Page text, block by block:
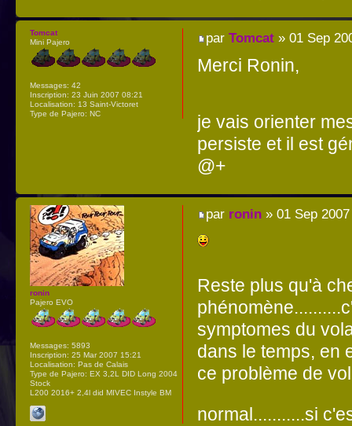
par Tomcat» 01 Sep
Merci Ronin,
je vais orienter
persiste et il est
@+
Tomcat
Mini Pajero
Messages: 42
Inscription: 23 Juin 2007 08:21
Localisation: 13 Saint-Victoret
Type de Pajero: NC
par ronin» 01 Sep 2007
Reste plus qu'à
symptomes du
dans le temps, en
ce problème de
normal...........si
ronin
Pajero EVO
Messages: 5893
Inscription: 25 Mar 2007 15:21
Localisation: Pas de Calais
Type de Pajero: EX 3,2L DID Long 2004
Stock
L200 2016+ 2,4l did MIVEC Instyle BM